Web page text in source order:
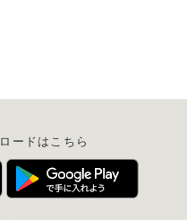
ードはこちら